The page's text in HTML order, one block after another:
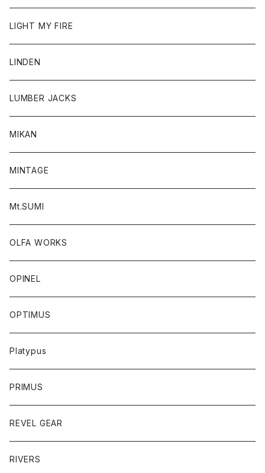
LIGHT MY FIRE
LINDEN
LUMBER JACKS
MIKAN
MINTAGE
Mt.SUMI
OLFA WORKS
OPINEL
OPTIMUS
Platypus
PRIMUS
REVEL GEAR
RIVERS